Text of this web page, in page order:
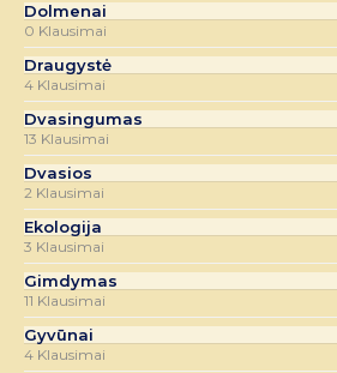
Dolmenai
0 Klausimai
Draugystė
4 Klausimai
Dvasingumas
13 Klausimai
Dvasios
2 Klausimai
Ekologija
3 Klausimai
Gimdymas
11 Klausimai
Gyvūnai
4 Klausimai